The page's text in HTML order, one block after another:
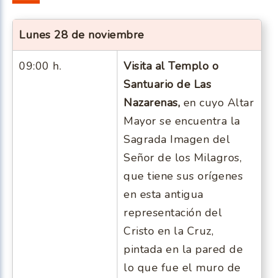
Lunes 28 de noviembre
09:00 h.
Visita al Templo o
Santuario de Las
Nazarenas, en cuyo Altar
Mayor se encuentra la
Sagrada Imagen del
Señor de los Milagros,
que tiene sus orígenes
en esta antigua
representación del
Cristo en la Cruz,
pintada en la pared de
lo que fue el muro de